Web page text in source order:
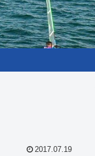
2017.07.19